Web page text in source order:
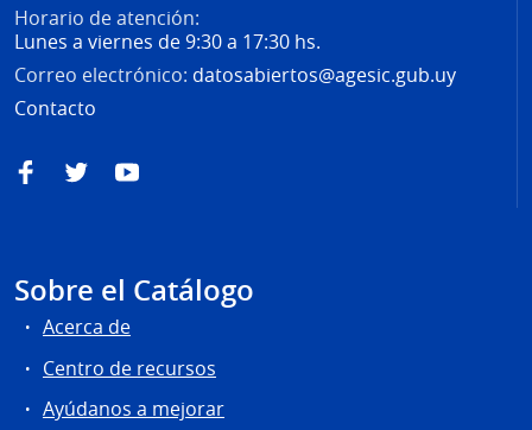
Horario de atención:
Lunes a viernes de 9:30 a 17:30 hs.
Correo electrónico: datosabiertos@agesic.gub.uy
Contacto
FacebookTwitterYouTube
Sobre el Catálogo
Acerca de
Centro de recursos
Ayúdanos a mejorar